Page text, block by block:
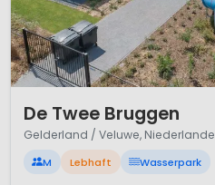
De Twee Bruggen
Gelderland / Veluwe, Niederlande
M Lebhaft Wasserpark